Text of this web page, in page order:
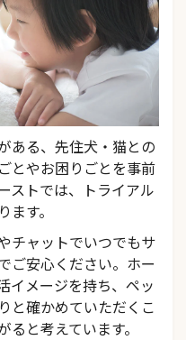
ある、先住犬・猫との
とやお困りごとを事前
ストでは、トライアル
す。
チャットでいつでもサ
ご安心ください。ホー
イメージを持ち、ペッ
と確かめていただくこ
と考えています。